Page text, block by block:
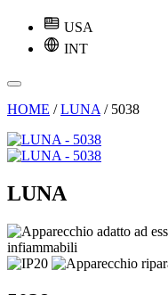
USA
INT
HOME / LUNA / 5038
LUNA